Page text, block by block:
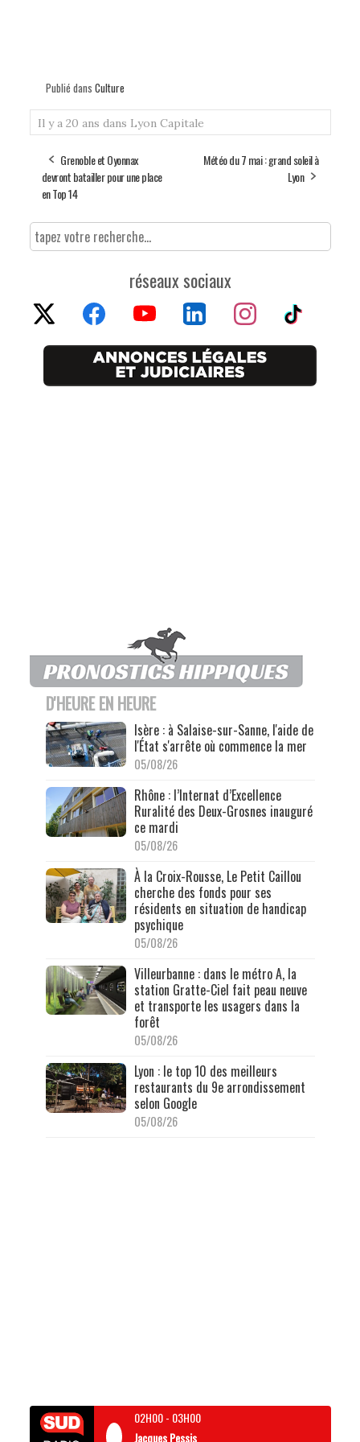
Publié dans Culture
Il y a 20 ans dans Lyon Capitale
Grenoble et Oyonnax
devront batailler pour une place
en Top 14
Météo du 7 mai : grand soleil à
Lyon
réseaux sociaux
D'HEURE EN HEURE
Isère : à Salaise-sur-Sanne, l'aide de
l'État s'arrête où commence la mer
05/08/26
Rhône : l’Internat d’Excellence
Ruralité des Deux-Grosnes inauguré
ce mardi
05/08/26
À la Croix-Rousse, Le Petit Caillou
cherche des fonds pour ses
résidents en situation de handicap
psychique
05/08/26
Villeurbanne : dans le métro A, la
station Gratte-Ciel fait peau neuve
et transporte les usagers dans la
forêt
05/08/26
Lyon : le top 10 des meilleurs
restaurants du 9e arrondissement
selon Google
05/08/26
02H00- 03H00
Jacques Pessis